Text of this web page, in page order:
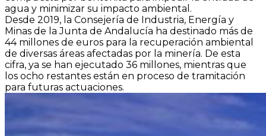
agua y minimizar su impacto ambiental.
Desde 2019, la Consejería de Industria, Energía y
Minas de la Junta de Andalucía ha destinado más de
44 millones de euros para la recuperación ambiental
de diversas áreas afectadas por la minería. De esta
cifra, ya se han ejecutado 36 millones, mientras que
los ocho restantes están en proceso de tramitación
para futuras actuaciones.